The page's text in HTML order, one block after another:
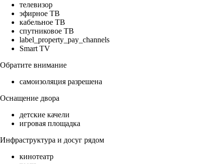
телевизор
эфирное ТВ
кабельное ТВ
спутниковое ТВ
label_property_pay_channels
Smart TV
Обратите внимание
самоизоляция разрешена
Оснащение двора
детские качели
игровая площадка
Инфраструктура и досуг рядом
кинотеатр